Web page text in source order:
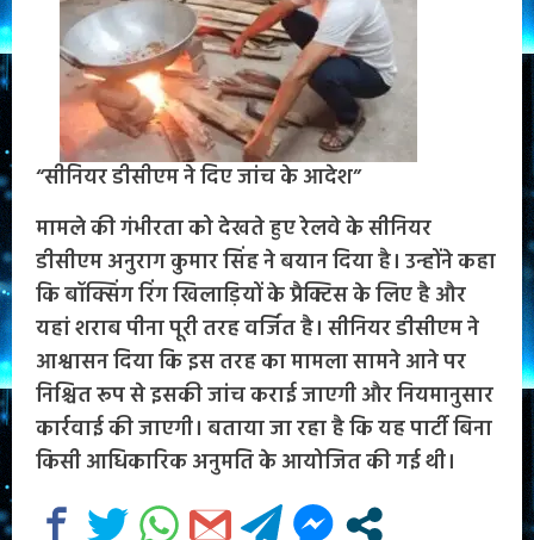
“सीनियर डीसीएम ने दिए जांच के आदेश”
मामले की गंभीरता को देखते हुए रेलवे के सीनियर
डीसीएम अनुराग कुमार सिंह ने बयान दिया है। उन्होंने कहा
कि बॉक्सिंग रिंग खिलाड़ियों के प्रैक्टिस के लिए है और
यहां शराब पीना पूरी तरह वर्जित है। सीनियर डीसीएम ने
आश्वासन दिया कि इस तरह का मामला सामने आने पर
निश्चित रूप से इसकी जांच कराई जाएगी और नियमानुसार
कार्रवाई की जाएगी। बताया जा रहा है कि यह पार्टी बिना
किसी आधिकारिक अनुमति के आयोजित की गई थी।